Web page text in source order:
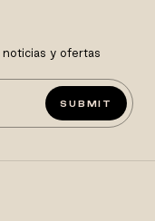
y ofertas
SUBMIT